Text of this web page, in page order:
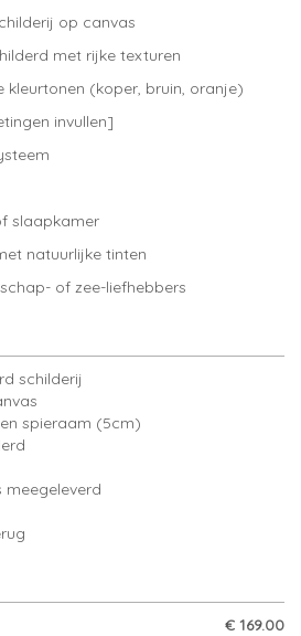
op canvas
met rijke texturen
kleurtonen (koper, bruin, oranje)
invullen]
slaapkamer
natuurlijke tinten
of zee-liefhebbers
schilderij
spieraam (5cm)
€ 169.00